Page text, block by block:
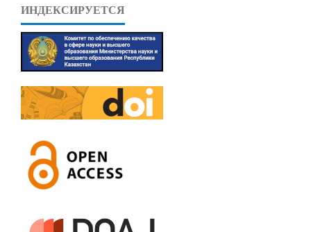
ИНДЕКСИРУЕТСЯ